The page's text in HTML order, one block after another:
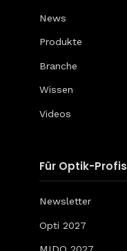
News
Produkte
Branche
Wissen
Videos
Für Optik-Profis
Newsletter
Opti 2027